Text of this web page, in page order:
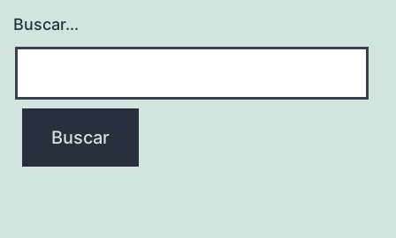
Buscar...